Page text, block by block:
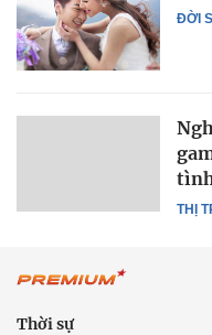
ĐỜI
THỊ
Thời sự